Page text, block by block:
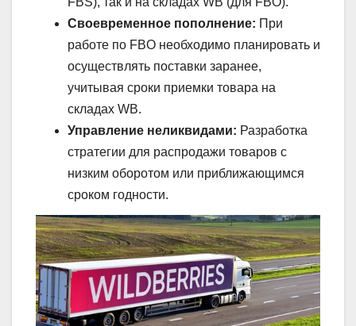
Своевременное пополнение: При
работе по FBO необходимо планировать и
осуществлять поставки заранее,
учитывая сроки приемки товара на
складах WB.
Управление неликвидами: Разработка
стратегии для распродажи товаров с
низким оборотом или приближающимся
сроком годности.